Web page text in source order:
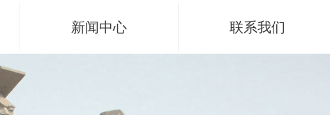
新闻中心 联系我们